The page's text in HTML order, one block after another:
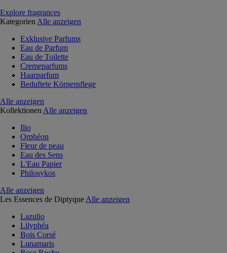
Explore fragrances
Kategorien Alle anzeigen
Exklusive Parfums
Eau de Parfum
Eau de Toilette
Cremeparfums
Haarparfum
Beduftete Körperpflege
Alle anzeigen
Kollektionen Alle anzeigen
Ilio
Orphéon
Fleur de peau
Eau des Sens
L'Eau Papier
Philosykos
Alle anzeigen
Les Essences de Diptyque Alle anzeigen
Lazulio
Lilyphéa
Bois Corsé
Lunamaris